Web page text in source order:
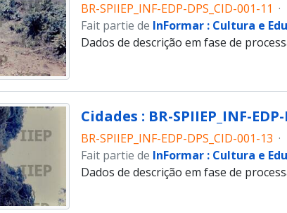
BR-SPIIEP_INF-EDP-DPS_CID-001-11 ·
Fait partie de InFormar : Cultura e
Dados de descrição em fase de
Cidades : BR-SPIIEP_INF-
BR-SPIIEP_INF-EDP-DPS_CID-001-13 ·
Fait partie de InFormar : Cultura e
Dados de descrição em fase de